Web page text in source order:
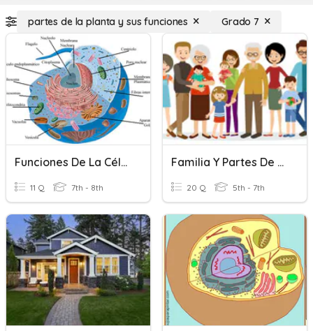
partes de la planta y sus funciones Grado 7
Funciones De La Célula Y Sus Organelos
11 Q 7th - 8th
Familia Y Partes De La Casa
20 Q 5th - 7th